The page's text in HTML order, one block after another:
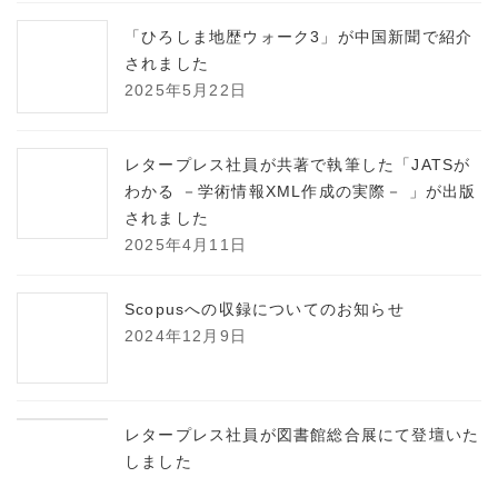
「ひろしま地歴ウォーク3」が中国新聞で紹介
されました
2025年5月22日
レタープレス社員が共著で執筆した「JATSが
わかる －学術情報XML作成の実際－ 」が出版
されました
2025年4月11日
Scopusへの収録についてのお知らせ
2024年12月9日
レタープレス社員が図書館総合展にて登壇いた
しました